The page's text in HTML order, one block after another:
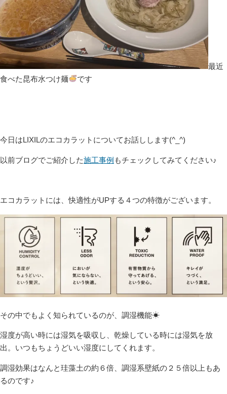
最近
食べた昆布水つけ麺
です
今日はLIXILのエコカラットについてお話しします(^_^)
以前ブログでご紹介した施工事例 もチェックしてみてください♪
エコカラットには、快適性がUPする４つの特徴がございます。
その中でもよく知られているのが、調湿機能☀
湿度が高い時には湿気を吸収し、乾燥している時には湿気を放
出。いつもちょうどいい湿度にしてくれます。
調湿効果はなんと珪藻土の約６倍、調湿系壁紙の２５倍以上もあ
るのです♪